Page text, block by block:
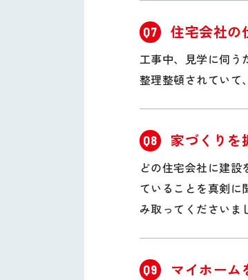
Q7 住宅会社の
工事中、見学に伺う
整理整頓されていて
Q8 家づくりを
どの住宅会社に建
ていることを真剣
み取ってくださいま
Q9 マイホーム